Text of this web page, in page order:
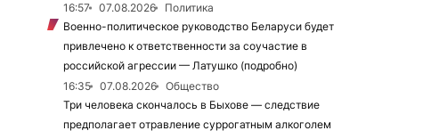
16:57
07.08.2026
Политика
Военно-политическое руководство Беларуси будет
привлечено к ответственности за соучастие в
российской агрессии — Латушко (подробно)
16:35
07.08.2026
Общество
Три человека скончалось в Быхове — следствие
предполагает отравление суррогатным алкоголем